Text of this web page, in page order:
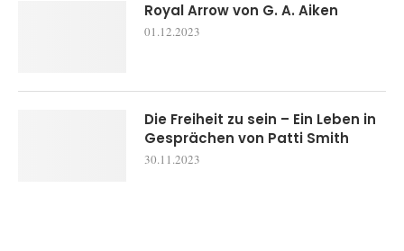
Royal Arrow von G. A. Aiken
01.12.2023
Die Freiheit zu sein – Ein Leben in
Gesprächen von Patti Smith
30.11.2023